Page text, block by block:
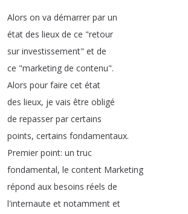
Alors on va démarrer par un
état des lieux de ce "retour
sur investissement" et de
ce "marketing de contenu".
Alors pour faire cet état
des lieux, je vais être obligé
de repasser par certains
points, certains fondamentaux.
Premier point: un truc
fondamental, le content Marketing
répond aux besoins réels de
l'internaute et notamment et